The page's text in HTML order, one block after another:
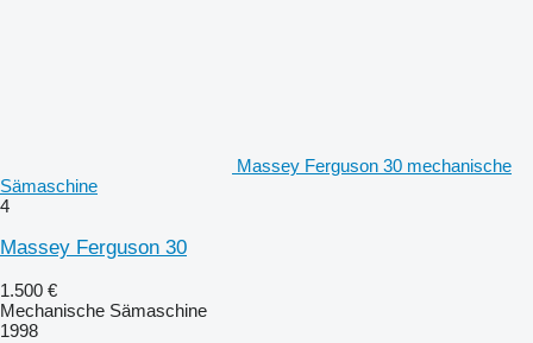
Massey Ferguson 30 mechanische
Sämaschine
4
Massey Ferguson 30
1.500 €
Mechanische Sämaschine
1998